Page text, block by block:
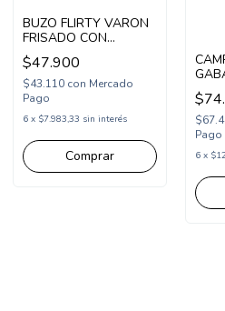
BUZO FLIRTY VARON
FRISADO CON
CAPUCHA CUSTOM
(FL24744)
$47.900
$43.110 con Mercado
Pago
6 x $7.983,33 sin interés
Comprar
Pago
6 x